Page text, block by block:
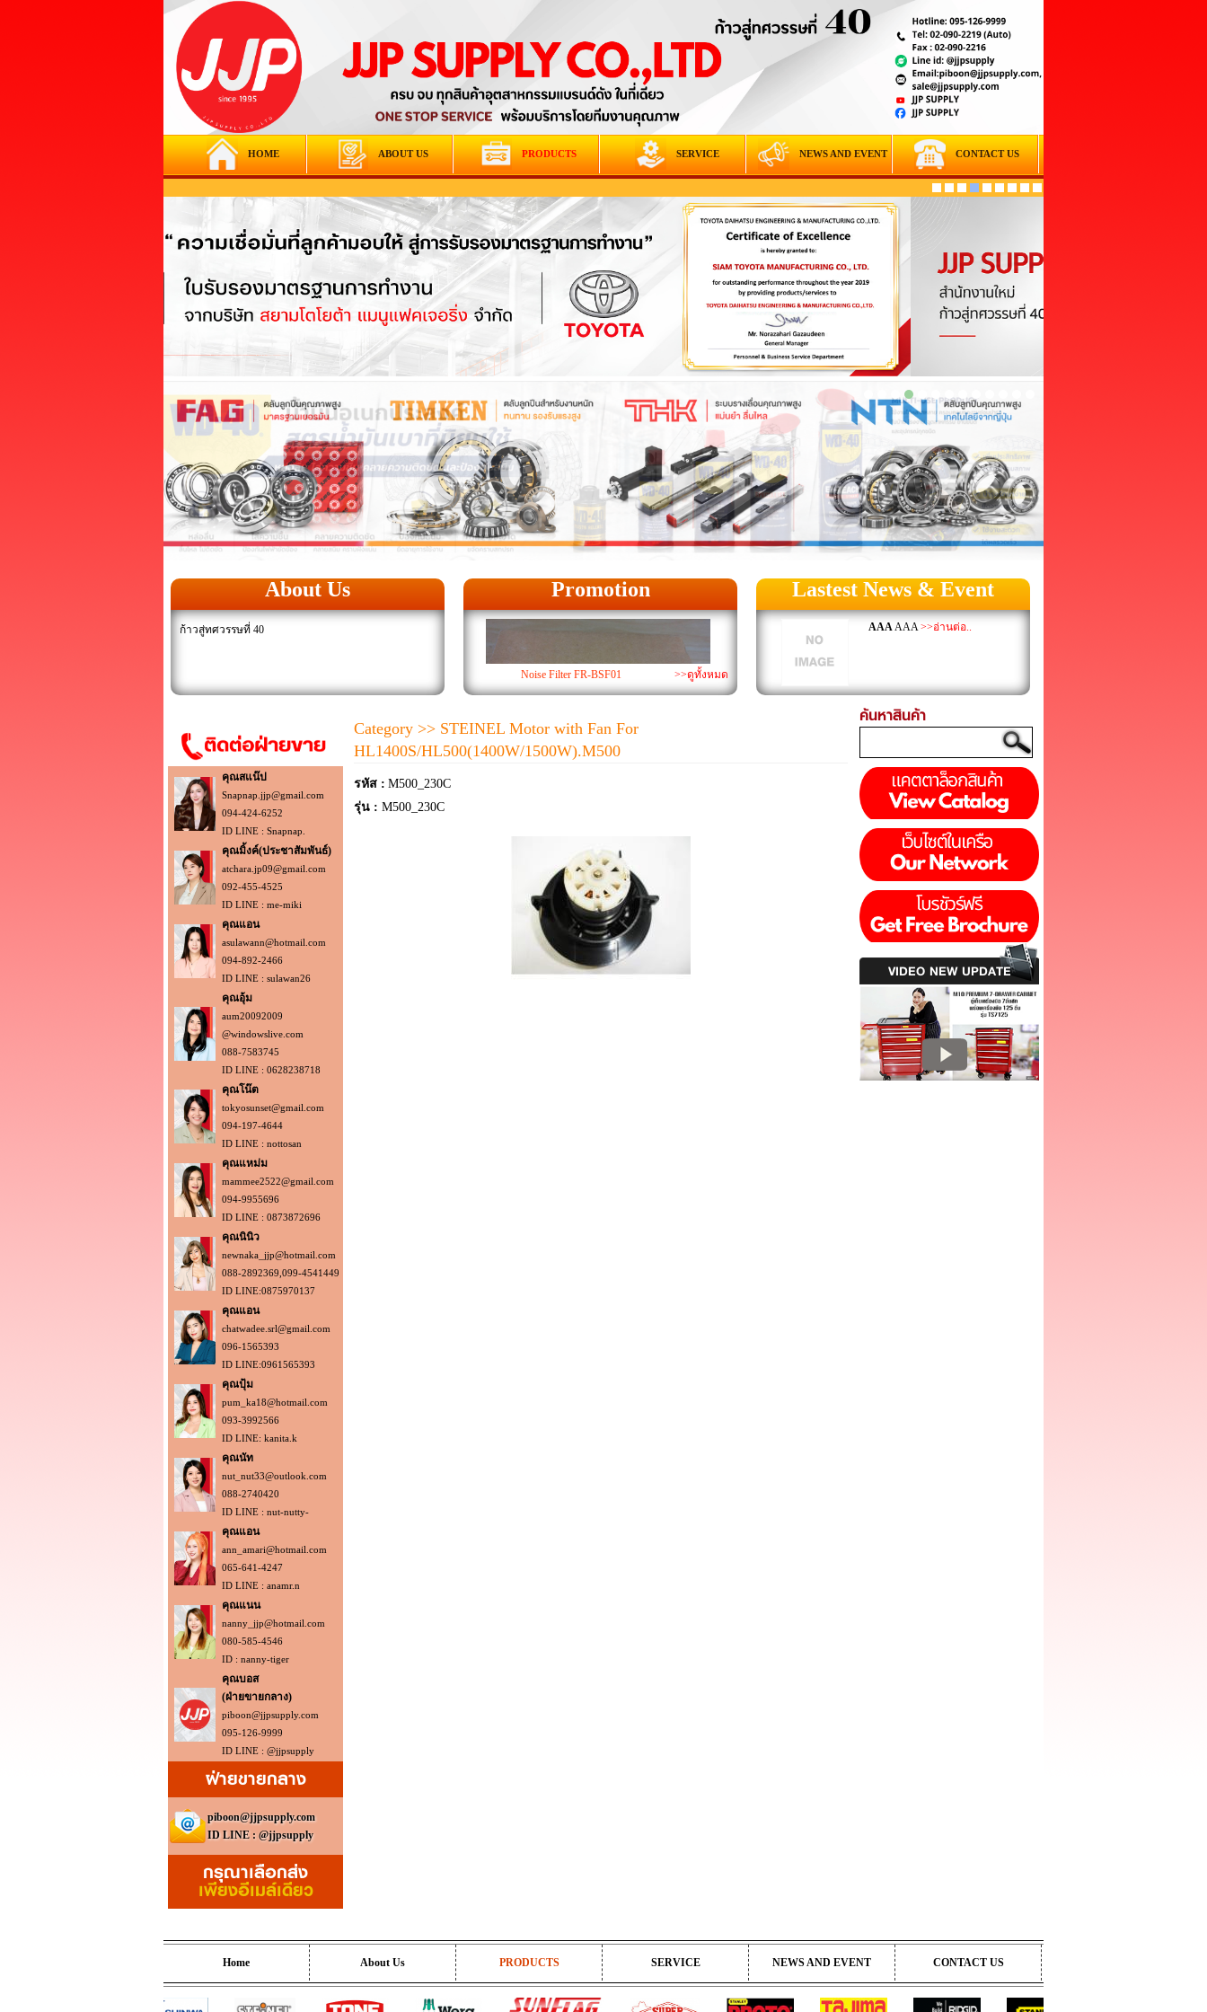
HOME ABOUT US PRODUCTS SERVICE NEWS AND EVENT CONTACT US
About Us
ก้าวสู่ทศวรรษที่ 40
Promotion
Noise Filter FR-BSF01 >>ดูทั้งหมด
Lastest News & Event
AAAAAA>>อ่านต่อ..
คุณสแน๊ป
Snapnap.jjp@gmail.com
094-424-6252
ID LINE : Snapnap.
คุณมิ้งค์(ประชาสัมพันธ์)
atchara.jp09@gmail.com
092-455-4525
ID LINE : me-miki
คุณแอน
asulawann@hotmail.com
094-892-2466
ID LINE : sulawan26
คุณอุ้ม
aum20092009
@windowslive.com
088-7583745
ID LINE : 0628238718
คุณโน๊ต
tokyosunset@gmail.com
094-197-4644
ID LINE : nottosan
คุณแหม่ม
mammee2522@gmail.com
094-9955696
ID LINE : 0873872696
คุณนินิว
newnaka_jjp@hotmail.com
088-2892369,099-4541449
ID LINE:0875970137
คุณแอน
chatwadee.srl@gmail.com
096-1565393
ID LINE:0961565393
คุณปุ้ม
pum_ka18@hotmail.com
093-3992566
ID LINE: kanita.k
คุณนัท
nut_nut33@outlook.com
088-2740420
ID LINE : nut-nutty-
คุณแอน
ann_amari@hotmail.com
065-641-4247
ID LINE : anamr.n
คุณแนน
nanny_jjp@hotmail.com
080-585-4546
ID : nanny-tiger
คุณบอส
(ฝ่ายขายกลาง)
piboon@jjpsupply.com
095-126-9999
ID LINE : @jjpsupply
ฝ่ายขายกลาง
piboon@jjpsupply.com
ID LINE : @jjpsupply
กรุณาเลือกส่ง
เพียงอีเมล์เดียว
Category >> STEINEL Motor with Fan For
HL1400S/HL500(1400W/1500W).M500
รหัส : M500_230C
รุ่น : M500_230C
ค้นหาสินค้า
VIDEO NEW UPDATE
Home About Us PRODUCTS SERVICE NEWS AND EVENT CONTACT US